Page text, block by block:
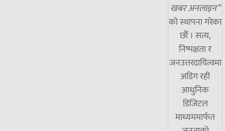
खबर अनलाइन”
को स्थापना गरेका
छौं । सत्य,
निष्पक्षता र
जनउत्तरदायित्वमा
अडिग रही
आधुनिक
डिजिटल
माध्यममार्फत